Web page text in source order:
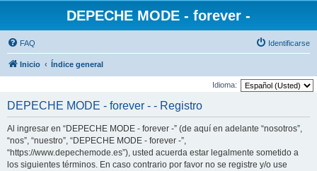
DEPECHE MODE - forever -
FAQ Identificarse
Inicio Índice general
Idioma:
DEPECHE MODE - forever - - Registro
Al ingresar en “DEPECHE MODE - forever -” (de aquí en adelante “nosotros”,
“nos”, “nuestro”, “DEPECHE MODE - forever -”,
“https://www.depechemode.es”), usted acuerda estar legalmente sometido a
los siguientes términos. En caso contrario por favor no se registre y/o use